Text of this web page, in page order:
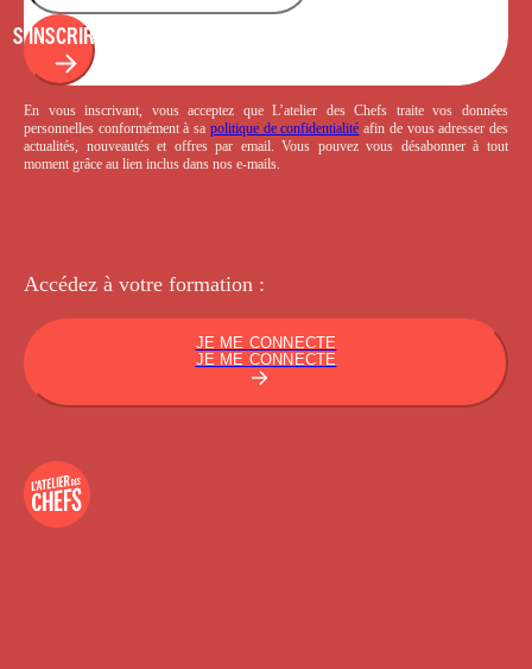
S'INSCRIRE
En vous inscrivant, vous acceptez que L’atelier des Chefs traite vos données
personnelles conformément à sa politique de confidentialité afin de vous adresser des
actualités, nouveautés et offres par email. Vous pouvez vous désabonner à tout
moment grâce au lien inclus dans nos e-mails.
Accédez à votre formation :
JE ME CONNECTE
JE ME CONNECTE